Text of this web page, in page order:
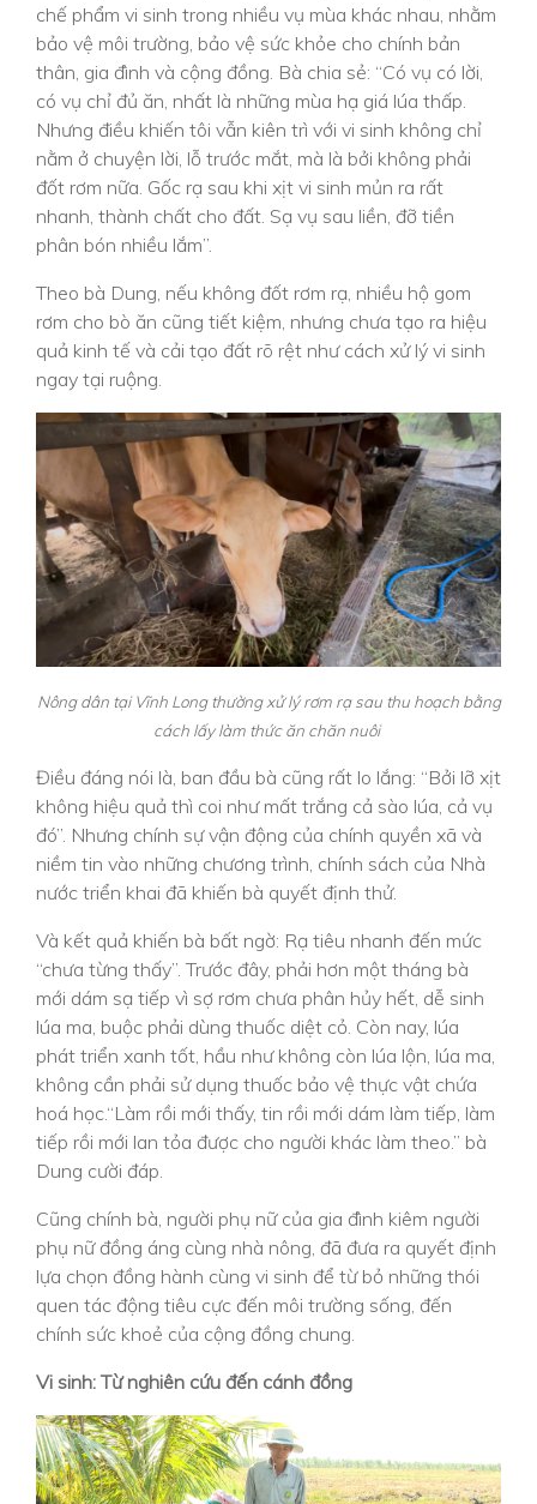
chế phẩm vi sinh trong nhiều vụ mùa khác nhau, nhằm
bảo vệ môi trường, bảo vệ sức khỏe cho chính bản
thân, gia đình và cộng đồng. Bà chia sẻ: “Có vụ có lời,
có vụ chỉ đủ ăn, nhất là những mùa hạ giá lúa thấp.
Nhưng điều khiến tôi vẫn kiên trì với vi sinh không chỉ
nằm ở chuyện lời, lỗ trước mắt, mà là bởi không phải
đốt rơm nữa. Gốc rạ sau khi xịt vi sinh mủn ra rất
nhanh, thành chất cho đất. Sạ vụ sau liền, đỡ tiền
phân bón nhiều lắm”.
Theo bà Dung, nếu không đốt rơm rạ, nhiều hộ gom
rơm cho bò ăn cũng tiết kiệm, nhưng chưa tạo ra hiệu
quả kinh tế và cải tạo đất rõ rệt như cách xử lý vi sinh
ngay tại ruộng.
Nông dân tại Vĩnh Long thường xử lý rơm rạ sau thu hoạch bằng
cách lấy làm thức ăn chăn nuôi
Điều đáng nói là, ban đầu bà cũng rất lo lắng: “Bởi lỡ xịt
không hiệu quả thì coi như mất trắng cả sào lúa, cả vụ
đó”. Nhưng chính sự vận động của chính quyền xã và
niềm tin vào những chương trình, chính sách của Nhà
nước triển khai đã khiến bà quyết định thử.
Và kết quả khiến bà bất ngờ: Rạ tiêu nhanh đến mức
“chưa từng thấy”. Trước đây, phải hơn một tháng bà
mới dám sạ tiếp vì sợ rơm chưa phân hủy hết, dễ sinh
lúa ma, buộc phải dùng thuốc diệt cỏ. Còn nay, lúa
phát triển xanh tốt, hầu như không còn lúa lộn, lúa ma,
không cần phải sử dụng thuốc bảo vệ thực vật chứa
hoá học.“Làm rồi mới thấy, tin rồi mới dám làm tiếp, làm
tiếp rồi mới lan tỏa được cho người khác làm theo.” bà
Dung cười đáp.
Cũng chính bà, người phụ nữ của gia đình kiêm người
phụ nữ đồng áng cùng nhà nông, đã đưa ra quyết định
lựa chọn đồng hành cùng vi sinh để từ bỏ những thói
quen tác động tiêu cực đến môi trường sống, đến
chính sức khoẻ của cộng đồng chung.
Vi sinh: Từ nghiên cứu đến cánh đồng